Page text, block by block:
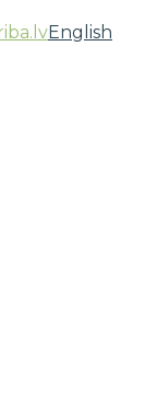
English